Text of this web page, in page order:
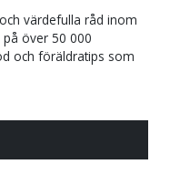
värdefulla råd inom
över 50 000
och föräldratips som